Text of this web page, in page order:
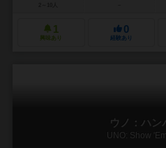
1
興味あり
0
経験あり
ウノ：ハン
UNO: Show